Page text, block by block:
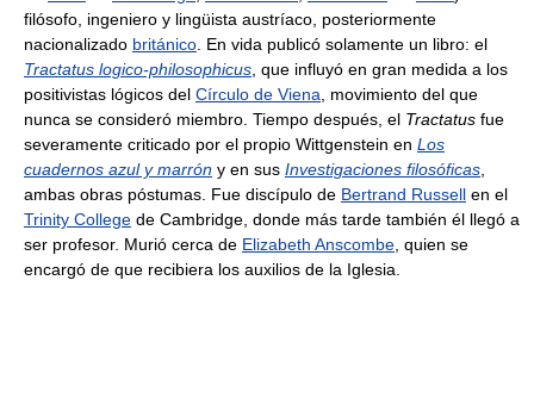
filósofo, ingeniero y lingüista austríaco, posteriormente
nacionalizado británico . En vida publicó solamente un libro: el
Tractatus logico-philosophicus , que influyó en gran medida a los
positivistas lógicos del Círculo de Viena , movimiento del que
nunca se consideró miembro. Tiempo después, el Tractatus fue
severamente criticado por el propio Wittgenstein en Los
cuadernos azul y marrón y en sus Investigaciones filosóficas
ambas obras póstumas. Fue discípulo de Bertrand Russell en el
Trinity College de Cambridge, donde más tarde también él llegó a
ser profesor. Murió cerca de Elizabeth Anscombe , quien se
encargó de que recibiera los auxilios de la Iglesia.